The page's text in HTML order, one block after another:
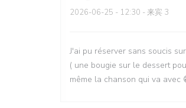
2026-06-25 - 12:30 - 来宾 3
J'ai pu réserver sans soucis
( une bougie sur le dessert
même la chanson qui va avec